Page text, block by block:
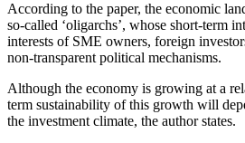
According to the paper, the economic
so-called ‘oligarchs’, whose short-term
interests of SME owners, foreign
non-transparent political mechanisms.
Although the economy is growing at a
term sustainability of this growth will
the investment climate, the author states.